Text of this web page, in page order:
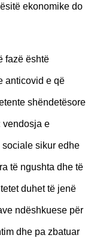
ekonomike do
fazë është
anticovid e që
shëndetësore
vendosja e
sikur edhe
të ngushta dhe të
duhet të jenë
ndëshkuese për
dhe pa zbatuar